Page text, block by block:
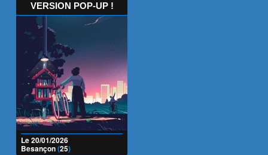
VERSION POP-UP !
Le 20/01/2026
Besançon(25)